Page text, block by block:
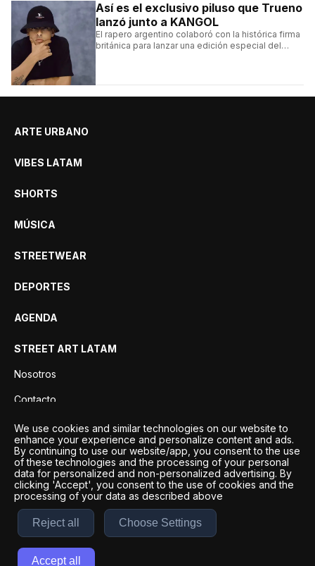
Así es el exclusivo piluso que Trueno
lanzó junto a KANGOL
El rapero argentino colaboró con la histórica firma
británica para lanzar una edición especial del
ARTE URBANO
VIBES LATAM
SHORTS
MÚSICA
STREETWEAR
DEPORTES
AGENDA
STREET ART LATAM
Nosotros
Contacto
Privacidad
Desarrollo por
We use cookies and similar technologies on our website to
enhance your experience and personalize content and ads.
By continuing to use our website/app, you consent to the use
of these technologies and the processing of your personal
data for personalized and non-personalized advertising. By
clicking 'Accept', you consent to the use of cookies and the
processing of your data as described above
Reject all Choose Settings
Accept all